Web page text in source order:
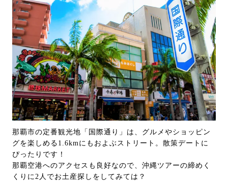
那覇市の定番観光地「国際通り」は、グルメやショッピン
グを楽しめる1.6kmにもおよぶストリート。散策デートに
ぴったりです！
那覇空港へのアクセスも良好なので、沖縄ツアーの締めく
くりに2人でお土産探しをしてみては？